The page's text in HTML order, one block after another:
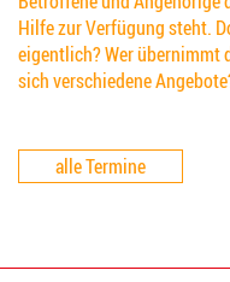
Hilfe zur Verfügung steht.
eigentlich? Wer übernimmt
sich verschiedene
alle Termine